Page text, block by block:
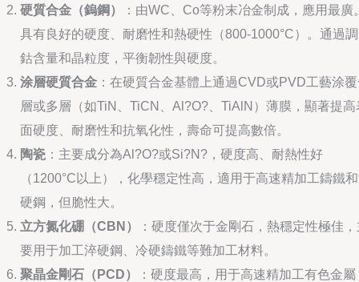
硬質合金（鎢鋼）
：由WC、Co等粉末冶金制成，應用最廣
具有良好的硬度、耐磨性和熱硬性（800-1000°C）。通過
鈷含量和晶粒度，平衡韌性與硬度。
涂層硬質合金 ：在硬質合金基體上通過CVD或PVD工藝涂
層或多層（如TiN、TiCN、Al?O?、TiAlN）薄膜，顯著提高
面硬度、耐磨性和抗氧化性，壽命可提高數倍。
陶瓷 ：主要成分為Al?O?或Si?N?，硬度高、耐熱性好
（1200°C以上），化學穩定性高，適用于高速精加工鑄鐵
硬鋼，但脆性大。
立方氮化硼（CBN）
：硬度僅次于金剛石，熱穩定性極佳
要用于加工淬硬鋼、冷硬鑄鐵等難加工材料。
聚晶金剛石（PCD）
：硬度最高，用于高速精加工有色金屬